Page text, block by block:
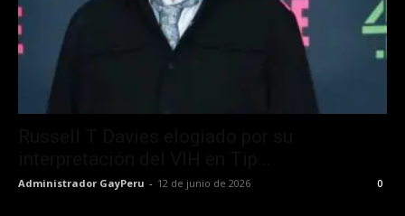
Administrador GayPeru - 12 de junio de 2026 0